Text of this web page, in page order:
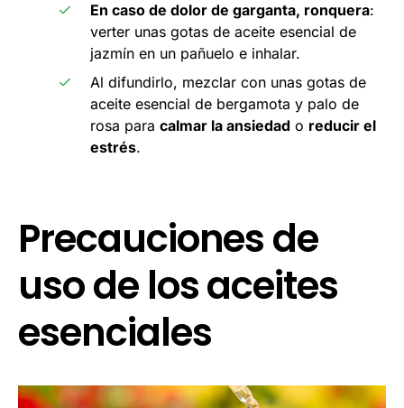
En caso de dolor de garganta, ronquera:
verter unas gotas de aceite esencial de
jazmín en un pañuelo e inhalar.
Al difundirlo, mezclar con unas gotas de
aceite esencial de bergamota y palo de
rosa para calmar la ansiedad o reducir el
estrés.
Precauciones de
uso de los aceites
esenciales